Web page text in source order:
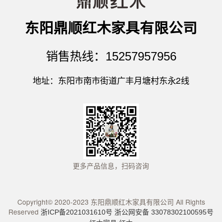
东阳鼎顺红木家具有限公司
销售热线：15257957956
地址：东阳市南市街道广丰月塘村东永2线
更多产品信息，扫码咨询
Copyright© 2020-2023 东阳鼎顺红木家具有限公司 All Rights
Reserved 浙ICP备2021031610号 浙公网安备 33078302100595号